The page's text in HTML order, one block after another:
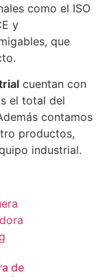
como el ISO
y
que
cuentan con
el total del
contamos
productos,
industrial.
de